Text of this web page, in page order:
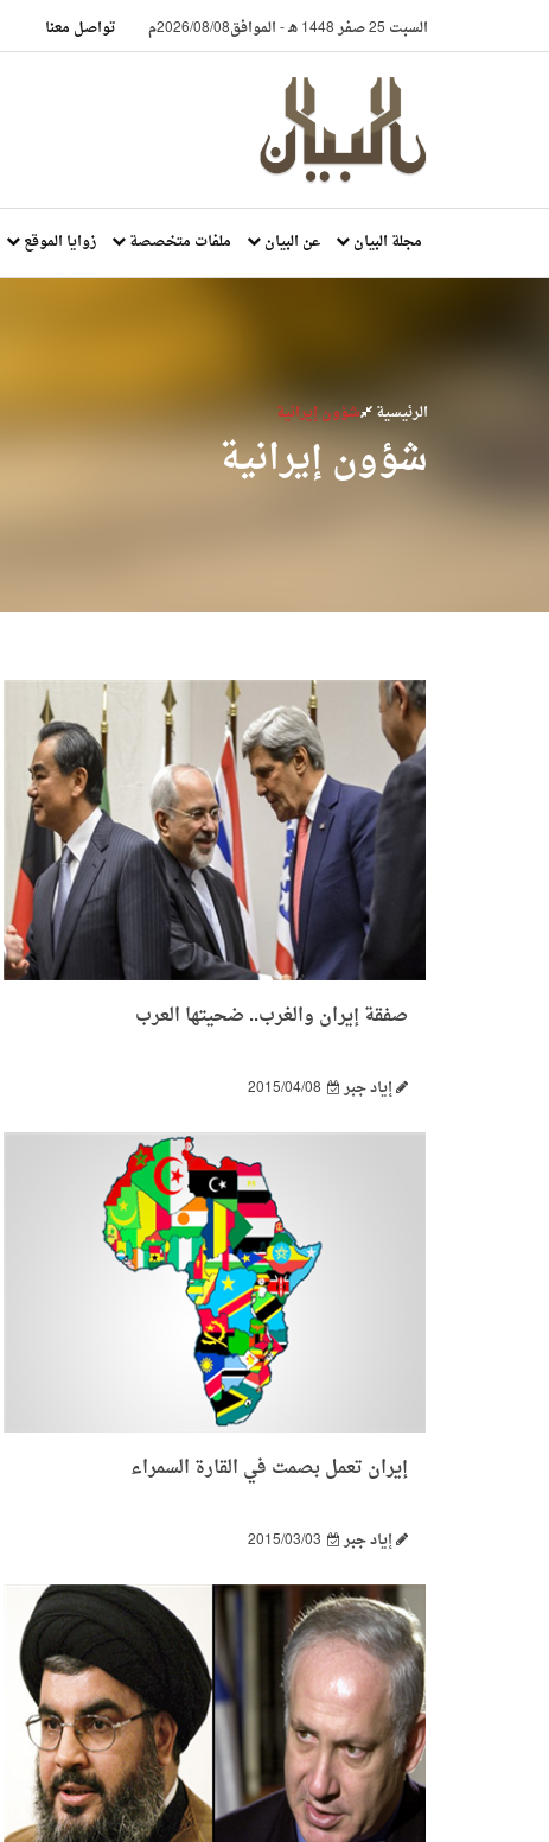
السبت 25 صفر 1448 هـ -الموافق2026/08/08م تواصل معنا
مجلة البيان عن البيان ملفات متخصصة زوايا الموقع
الرئيسية شؤون إيرانية
شؤون إيرانية
صفقة إيران والغرب.. ضحيتها العرب
إياد جبر 2015/04/08
إيران تعمل بصمت في القارة السمراء
إياد جبر 2015/03/03